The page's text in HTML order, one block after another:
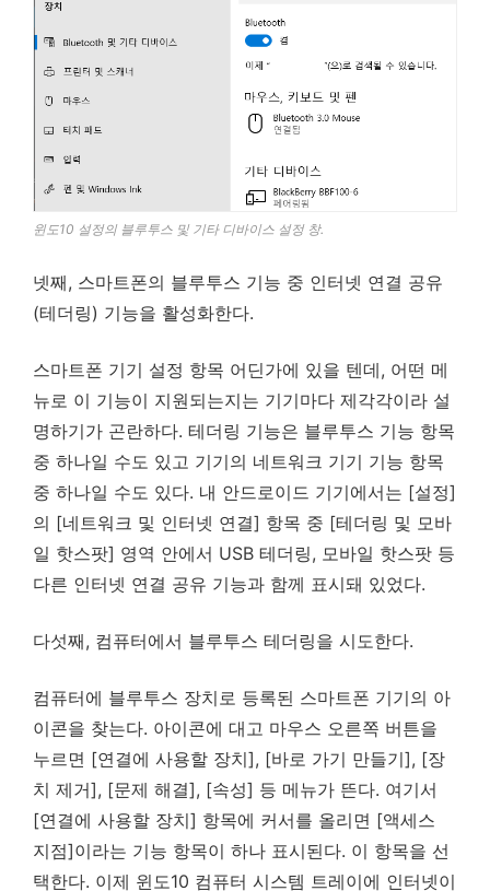
윈도10 설정의 블루투스 및 기타 디바이스 설정 창.
넷째, 스마트폰의 블루투스 기능 중 인터넷 연결 공유
(테더링) 기능을 활성화한다.
스마트폰 기기 설정 항목 어딘가에 있을 텐데, 어떤 메
뉴로 이 기능이 지원되는지는 기기마다 제각각이라 설
명하기가 곤란하다. 테더링 기능은 블루투스 기능 항목
중 하나일 수도 있고 기기의 네트워크 기기 기능 항목
중 하나일 수도 있다. 내 안드로이드 기기에서는 [설정]
의 [네트워크 및 인터넷 연결] 항목 중 [테더링 및 모바
일 핫스팟] 영역 안에서 USB 테더링, 모바일 핫스팟 등
다른 인터넷 연결 공유 기능과 함께 표시돼 있었다.
다섯째, 컴퓨터에서 블루투스 테더링을 시도한다.
컴퓨터에 블루투스 장치로 등록된 스마트폰 기기의 아
이콘을 찾는다. 아이콘에 대고 마우스 오른쪽 버튼을
누르면 [연결에 사용할 장치], [바로 가기 만들기], [장
치 제거], [문제 해결], [속성] 등 메뉴가 뜬다. 여기서
[연결에 사용할 장치] 항목에 커서를 올리면 [액세스
지점]이라는 기능 항목이 하나 표시된다. 이 항목을 선
택한다. 이제 윈도10 컴퓨터 시스템 트레이에 인터넷이